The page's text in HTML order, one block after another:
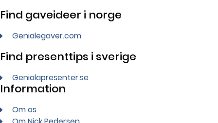
Find gaveideer i norge
Genialegaver.com
Find presenttips i sverige
Genialapresenter.se
Information
Om os